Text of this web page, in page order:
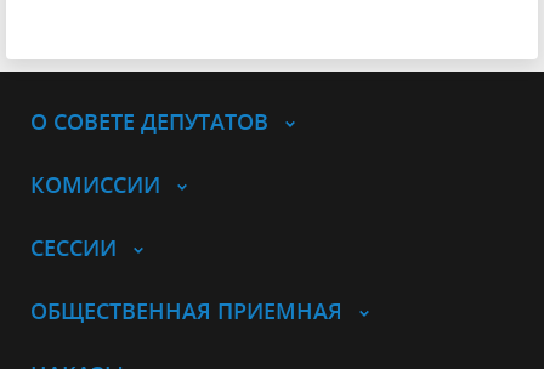
О СОВЕТЕ ДЕПУТАТОВ
КОМИССИИ
СЕССИИ
ОБЩЕСТВЕННАЯ ПРИЕМНАЯ